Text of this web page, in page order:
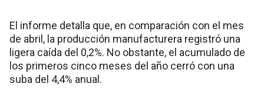
El informe detalla que, en comparación con el mes
de abril, la producción manufacturera registró una
ligera caída del 0,2%. No obstante, el acumulado de
los primeros cinco meses del año cerró con una
suba del 4,4% anual.